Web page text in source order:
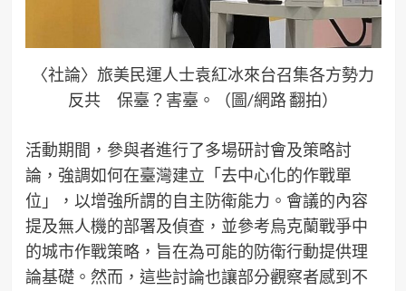
〈社論〉旅美民運人士袁紅冰來台召集各方勢力
反共 保臺？害臺。（圖/網路 翻拍）
活動期間，參與者進行了多場研討會及策略討
論，強調如何在臺灣建立「去中心化的作戰單
位」，以增強所謂的自主防衛能力。會議的內容
提及無人機的部署及偵查，並參考烏克蘭戰爭中
的城市作戰策略，旨在為可能的防衛行動提供理
論基礎。然而，這些討論也讓部分觀察者感到不